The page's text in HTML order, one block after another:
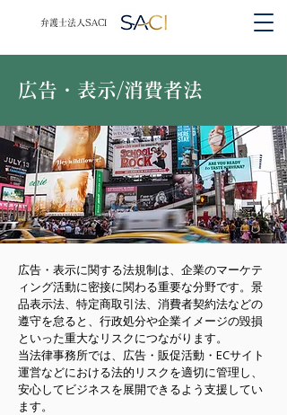
​​弁護士法人SACI
​広告・表示/消費者法
広告・表示に関する法規制は、企業のマーケテ
ィング活動に密接に関わる重要な分野です。景
品表示法、特定商取引法、消費者契約法などの
遵守を怠ると、行政処分や企業イメージの毀損
といった重大なリスクにつながります。
当法律事務所では、広告・販促活動・ECサイト
運営などにおける法的リスクを適切に管理し、
安心してビジネスを展開できるよう支援してい
ます。